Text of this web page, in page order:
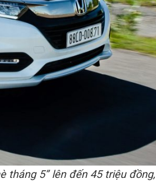
tháng 5” lên đến 45 triệu